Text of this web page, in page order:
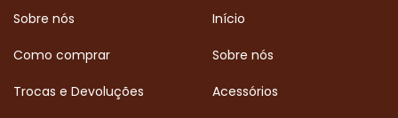
Sobre nós
Como comprar
Trocas e Devoluções
Início
Sobre nós
Acessórios